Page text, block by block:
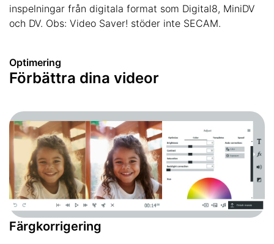
inspelningar från digitala format som Digital8, MiniDV
och DV. Obs: Video Saver! stöder inte SECAM.
Optimering
Förbättra dina videor
Färgkorrigering